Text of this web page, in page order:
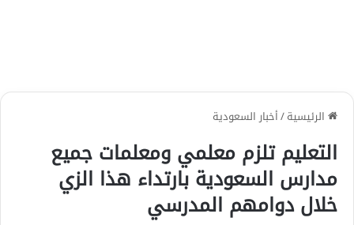
الرئيسية/أخبار السعودية
التعليم تلزم معلمي ومعلمات جميع
مدارس السعودية بارتداء هذا الزي
خلال دوامهم المدرسي